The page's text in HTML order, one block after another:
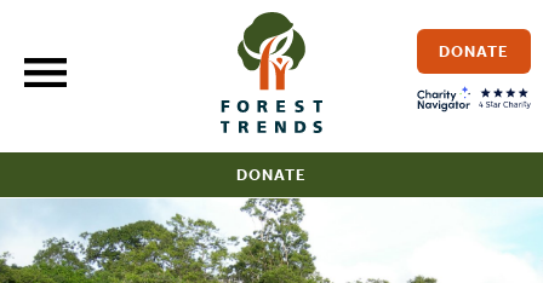
content
DONATE
DONATE